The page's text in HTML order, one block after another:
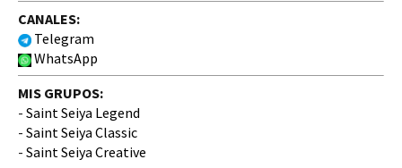
CANALES:
Telegram
WhatsApp
MIS GRUPOS:
- Saint Seiya Legend
- Saint Seiya Classic
- Saint Seiya Creative